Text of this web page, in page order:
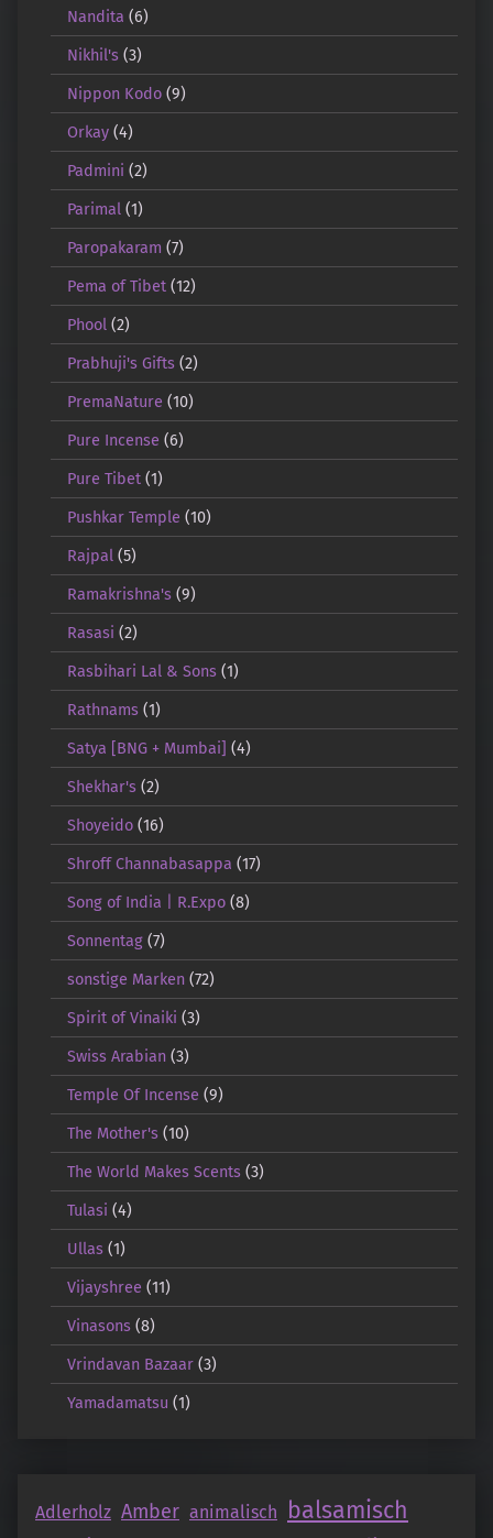
Nandita (6)
Nikhil's(3)
Nippon Kodo(9)
Orkay(4)
Padmini (2)
Parimal(1)
Paropakaram (7)
Pema of Tibet(12)
Phool(2)
Prabhuji's Gifts(2)
PremaNature (10)
Pure Incense (6)
Pure Tibet(1)
Pushkar Temple (10)
Rajpal(5)
Ramakrishna's(9)
Rasasi (2)
Rasbihari Lal & Sons(1)
Rathnams(1)
Satya [BNG + Mumbai] (4)
Shekhar's(2)
Shoyeido(16)
Shroff Channabasappa (17)
Song of India | R.Expo(8)
Sonnentag(7)
sonstige Marken(72)
Spirit of Vinaiki (3)
Swiss Arabian(3)
Temple Of Incense (9)
The Mother's(10)
The World Makes Scents(3)
Tulasi (4)
Ullas(1)
Vijayshree (11)
Vinasons(8)
Vrindavan Bazaar(3)
Yamadamatsu (1)
Adlerholz Amber animalisch balsamisch